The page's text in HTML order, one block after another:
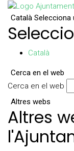
Català Selecciona
Català
Cerca en el web
Cerca en el web
Altres webs
Altres